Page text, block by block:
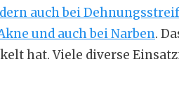
auch bei
und auch bei Narben.
hat. Viele diverse